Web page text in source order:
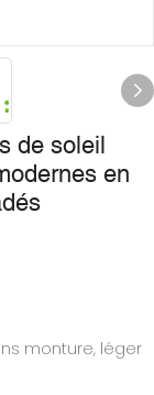
de soleil
en
monture, léger